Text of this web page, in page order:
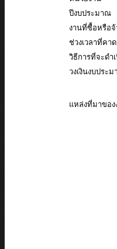
ปีงบประมาณ
งานที่ซื้อหรือจ้
ช่วงเวลาที่คา
วิธีการที่จะดำ
วงเงินงบประ
แหล่งที่มาขอ